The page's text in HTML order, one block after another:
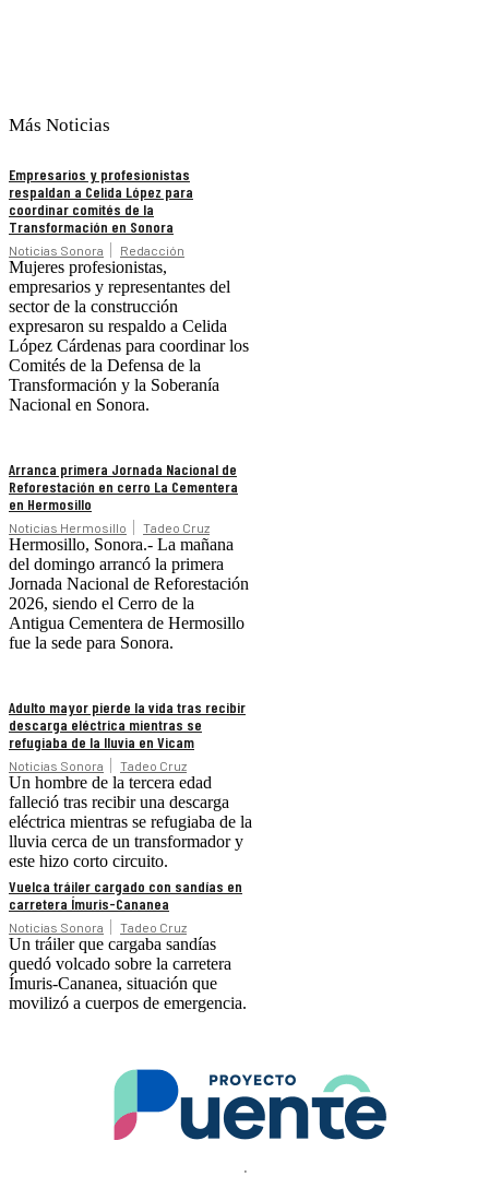
Más Noticias
Empresarios y profesionistas
respaldan a Celida López para
coordinar comités de la
Transformación en Sonora
Noticias Sonora Redacción
Mujeres profesionistas,
empresarios y representantes del
sector de la construcción
expresaron su respaldo a Celida
López Cárdenas para coordinar los
Comités de la Defensa de la
Transformación y la Soberanía
Nacional en Sonora.
Arranca primera Jornada Nacional de
Reforestación en cerro La Cementera
en Hermosillo
Noticias Hermosillo Tadeo Cruz
Hermosillo, Sonora.- La mañana
del domingo arrancó la primera
Jornada Nacional de Reforestación
2026, siendo el Cerro de la
Antigua Cementera de Hermosillo
fue la sede para Sonora.
Adulto mayor pierde la vida tras recibir
descarga eléctrica mientras se
refugiaba de la lluvia en Vicam
Noticias Sonora Tadeo Cruz
Un hombre de la tercera edad
falleció tras recibir una descarga
eléctrica mientras se refugiaba de la
lluvia cerca de un transformador y
este hizo corto circuito.
Vuelca tráiler cargado con sandías en
carretera Ímuris-Cananea
Noticias Sonora Tadeo Cruz
Un tráiler que cargaba sandías
quedó volcado sobre la carretera
Ímuris-Cananea, situación que
movilizó a cuerpos de emergencia.
.